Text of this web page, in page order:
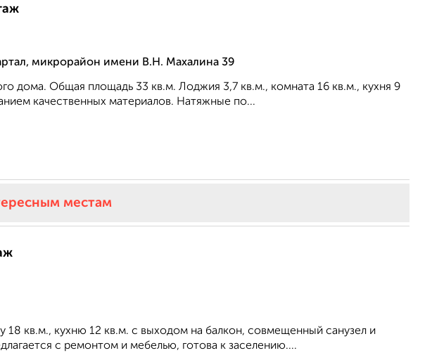
микрорайон имени В.Н. Махалина 39
дома. Общая площадь 33 кв.м. Лоджия 3,7 кв.м., комната 16 кв.м., кухня 9
качественных материалов. Натяжные по...
местам
18 кв.м., кухню 12 кв.м. с выходом на балкон, совмещенный санузел и
с ремонтом и мебелью, готова к заселению....